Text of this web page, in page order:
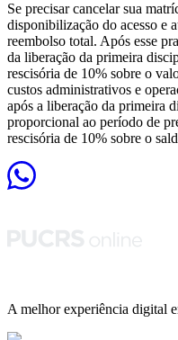
Se precisar cancelar sua
disponibilização do acesso e
reembolso total. Após esse
da liberação da primeira
rescisória de 10% sobre o
custos administrativos e
após a liberação da primeira
proporcional ao período de
rescisória de 10% sobre o
A melhor experiência digital